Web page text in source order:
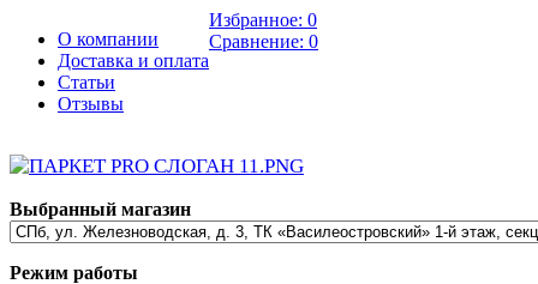
О компании
Доставка и оплата
Статьи
Отзывы
Избранное: 0
Сравнение: 0
Выбранный магазин
Режим работы